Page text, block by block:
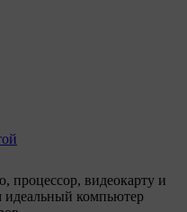
процессор, видеокарту и
идеальный компьютер